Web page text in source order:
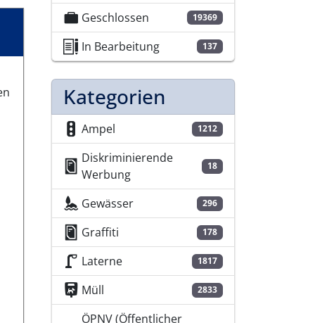
Geschlossen 19369
In Bearbeitung 137
Kategorien
Ampel 1212
Diskriminierende
Werbung
18
Gewässer 296
Graffiti 178
Laterne 1817
Müll 2833
ÖPNV (Öffentlicher